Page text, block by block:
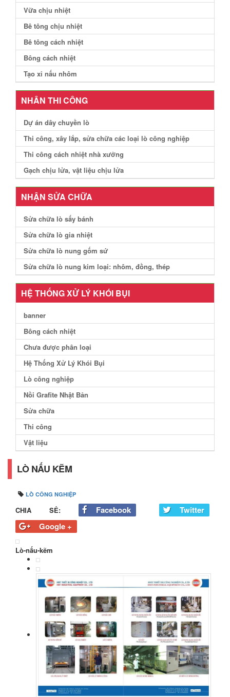
Vữa chịu nhiệt
Bê tông chịu nhiệt
Bê tông cách nhiệt
Bông cách nhiệt
Tạo xỉ nấu nhôm
NHÂN THI CÔNG
Dự án dây chuyền lò
Thi công, xây lắp, sửa chữa các loại lò công nghiệp
Thi công cách nhiệt nhà xưởng
Gạch chịu lửa, vật liệu chịu lửa
NHẬN SỬA CHỮA
Sửa chữa lò sấy bánh
Sửa chữa lò gia nhiệt
Sửa chữa lò nung gốm sứ
Sửa chữa lò nung kim loại: nhôm, đồng, thép
HỆ THỐNG XỬ LÝ KHÓI BỤI
banner
Bông cách nhiệt
Chưa được phân loại
Hệ Thống Xử Lý Khói Bụi
Lò công nghiệp
Nồi Grafite Nhật Bản
Sửa chữa
Thi công
Vật liệu
LÒ NẤU KẼM
LÒ CÔNG NGHIỆP
CHIA SẺ: Facebook
Twitter
Google +
Lò-nấu-kẽm